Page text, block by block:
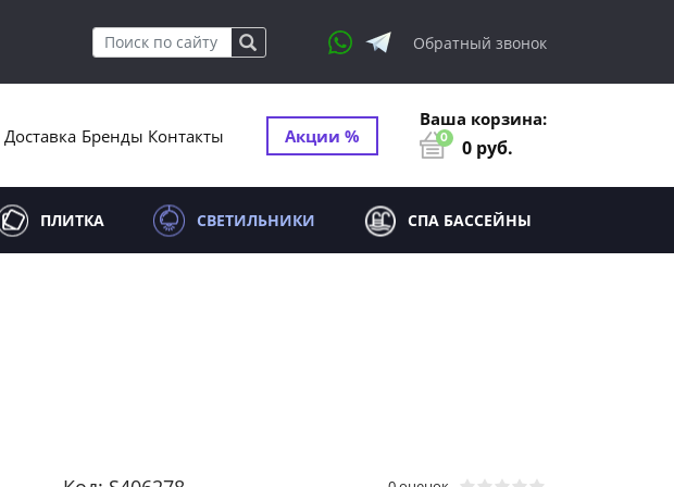
Обратный звонок
Доставка Бренды Контакты Акции %
Ваша корзина:
0 0 руб.
ПЛИТКА СВЕТИЛЬНИКИ СПА БАССЕЙНЫ